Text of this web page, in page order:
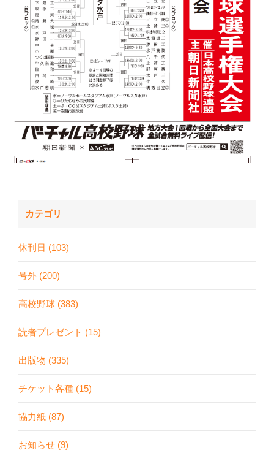
カテゴリ
休刊日 (103)
号外 (200)
高校野球 (383)
読者プレゼント (15)
出版物 (335)
チケット各種 (15)
協力紙 (87)
お知らせ (9)